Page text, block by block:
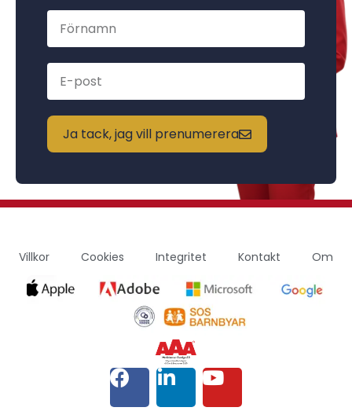
Ja tack, jag vill prenumerera
Villkor Cookies Integritet Kontakt Om